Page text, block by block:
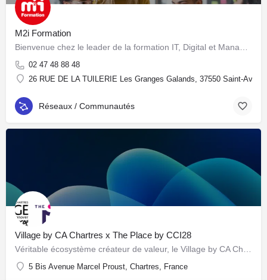
M2i Formation
02 47 48 88 48
26 RUE DE LA TUILERIE Les Granges Galands, 37550 Saint-
Réseaux / Communautés
Village by CA Chartres x The Place by CCI28
5 Bis Avenue Marcel Proust, Chartres, France